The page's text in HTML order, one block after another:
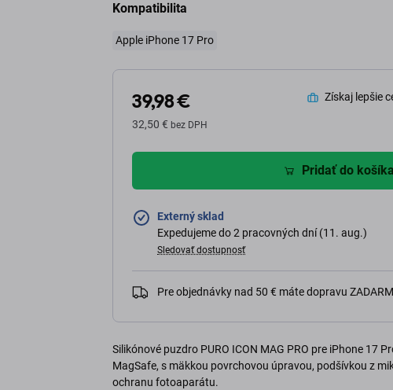
Kompatibilita
Apple iPhone 17 Pro
39,98 €
32,50 € bez DPH
Získaj lepšie
Pridať do košíka
Externý sklad
Expedujeme do 2 pracovných dní (11. aug.)
Sledovať dostupnosť
Pre objednávky nad 50 € máte dopravu
Silikónové puzdro PURO ICON MAG PRO pre iPhone 17
MagSafe, s mäkkou povrchovou úpravou, podšívkou z
ochranu fotoaparátu.